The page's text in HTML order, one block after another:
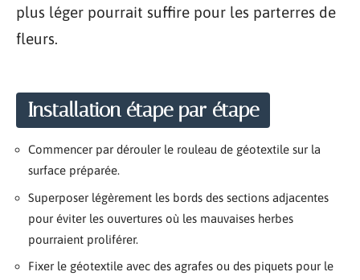
plus léger pourrait suffire pour les parterres de
fleurs.
Installation étape par étape
Commencer par dérouler le rouleau de géotextile sur la
surface préparée.
Superposer légèrement les bords des sections adjacentes
pour éviter les ouvertures où les mauvaises herbes
pourraient proliférer.
Fixer le géotextile avec des agrafes ou des piquets pour le